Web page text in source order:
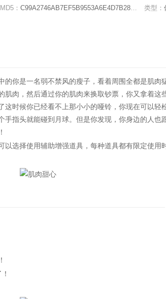
MD5： C99A2746AB7EF5B9553A6E4D7B288F35 类型：
的你是一名弱不禁风的瘦子，看着周围全都是肌肉
肉，然后通过你的肌肉来换取钞票，你又拿着这
时候你已经看不上那小小的哑铃，你现在可以轻
指头就能碰到月球。但是你发现，你身边的人也
选择使用辅助增强道具，每种道具都有限定使用